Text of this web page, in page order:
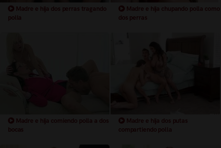
Madre e hija dos perras tragando
polla
Madre e hija chupando polla como
dos perras
Madre e hija comiendo polla a dos
bocas
Madre e hija dos putas
compartiendo polla